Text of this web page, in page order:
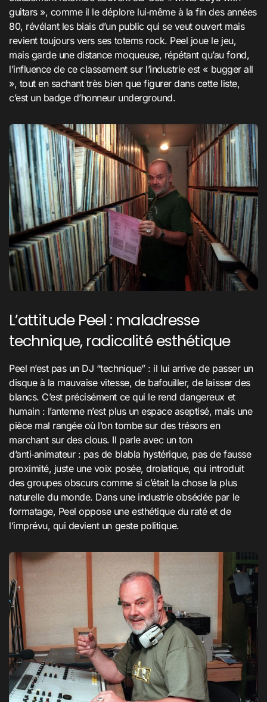
guitars », comme il le déplore lui‑même à la fin des années
80, révélant les biais d’un public qui se veut ouvert mais
revient toujours vers ses totems rock. Peel joue le jeu,
mais garde une distance moqueuse, répétant qu’au fond,
l’influence de ce classement sur l’industrie est « bugger all
», tout en sachant très bien que figurer dans cette liste,
c’est un badge d’honneur underground.
L’attitude Peel : maladresse
technique, radicalité esthétique
Peel n’est pas un DJ “technique” : il lui arrive de passer un
disque à la mauvaise vitesse, de bafouiller, de laisser des
blancs. C’est précisément ce qui le rend dangereux et
humain : l’antenne n’est plus un espace aseptisé, mais une
pièce mal rangée où l’on tombe sur des trésors en
marchant sur des clous. Il parle avec un ton
d’anti‑animateur : pas de blabla hystérique, pas de fausse
proximité, juste une voix posée, drolatique, qui introduit
des groupes obscurs comme si c’était la chose la plus
naturelle du monde. Dans une industrie obsédée par le
formatage, Peel oppose une esthétique du raté et de
l’imprévu, qui devient un geste politique.